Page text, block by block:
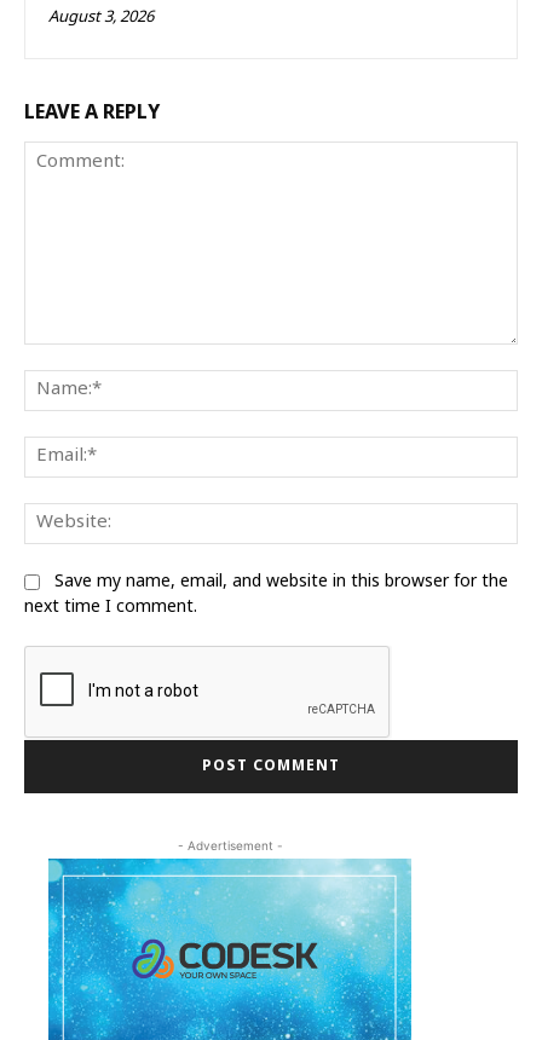
August 3, 2026
LEAVE A REPLY
Save my name, email, and website in this browser for the
next time I comment.
- Advertisement -